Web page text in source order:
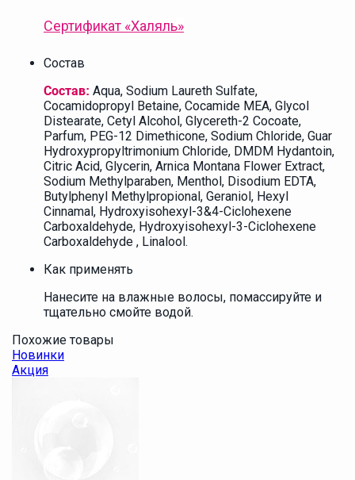
Сертификат «Халяль»
Состав
Состав: Aqua, Sodium Laureth Sulfate,
Cocamidopropyl Betaine, Cocamide MEA, Glycol
Distearate, Cetyl Alcohol, Glycereth-2 Cocoate,
Parfum, PEG-12 Dimethicone, Sodium Chloride, Guar
Hydroxypropyltrimonium Chloride, DMDM Hydantoin,
Citric Aсid, Glycerin, Arnica Montana Flower Extract,
Sodium Methylparaben, Menthol, Disodium EDTA,
Butylphenyl Methylpropional, Geraniol, Hexyl
Cinnamal, Hydroxyisohexyl-3&4-Ciclohexene
Carboxaldehyde, Hydroxyisohexyl-3-Ciclohexene
Carboxaldehyde , Linalool.
Как применять
Нанесите на влажные волосы, помассируйте и
тщательно смойте водой.
Похожие товары
Новинки
Акция